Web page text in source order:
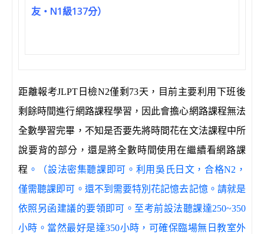
友‧N1級137分）
距離報考JLPT日檢N2僅剩 73天，目前主要利用下班後
剩餘時間進行網路課程學習，因此會擔心網路課程無法
全數學習完畢，不知是否要先將時間花在文法課程中所
說要背的部分，還是將全數時間使用在繼續看網路課
程 。（設法密集聽課即可。利用吳氏日文，合格N2，
僅需聽課即可。還不到需要特別花記憶去記憶。請就是
依照另函建議的要領即可。至考前設法聽課達250~350
小時。當然最好是達350小時，可確保臨場無日教室外